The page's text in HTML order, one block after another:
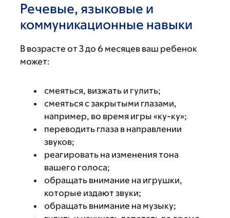
Речевые, языковые и
коммуникационные навыки
В возрасте от 3 до 6 месяцев ваш ребенок
может:
смеяться, визжать и гулить;
смеяться с закрытыми глазами,
например, во время игры «ку-ку»;
переводить глаза в направлении
звуков;
реагировать на изменения тона
вашего голоса;
обращать внимание на игрушки,
которые издают звуки;
обращать внимание на музыку;